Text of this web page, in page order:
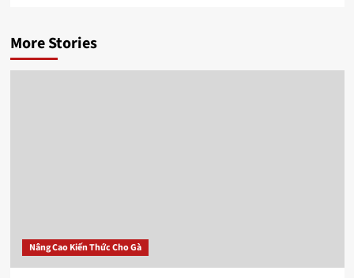
More Stories
Nâng Cao Kiến Thức Cho Gà